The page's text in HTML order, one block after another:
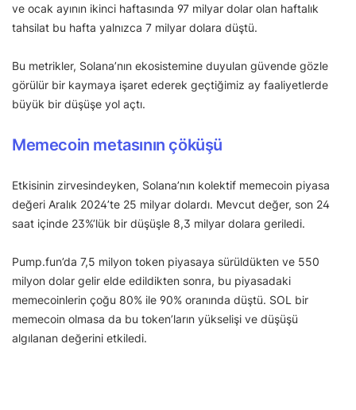
ve ocak ayının ikinci haftasında 97 milyar dolar olan haftalık
tahsilat bu hafta yalnızca 7 milyar dolara düştü.
Bu metrikler, Solana’nın ekosistemine duyulan güvende gözle
görülür bir kaymaya işaret ederek geçtiğimiz ay faaliyetlerde
büyük bir düşüşe yol açtı.
Memecoin metasının çöküşü
Etkisinin zirvesindeyken, Solana’nın kolektif memecoin piyasa
değeri Aralık 2024’te 25 milyar dolardı. Mevcut değer, son 24
saat içinde 23%’lük bir düşüşle 8,3 milyar dolara geriledi.
Pump.fun’da 7,5 milyon token piyasaya sürüldükten ve 550
milyon dolar gelir elde edildikten sonra, bu piyasadaki
memecoinlerin çoğu 80% ile 90% oranında düştü. SOL bir
memecoin olmasa da bu token’ların yükselişi ve düşüşü
algılanan değerini etkiledi.